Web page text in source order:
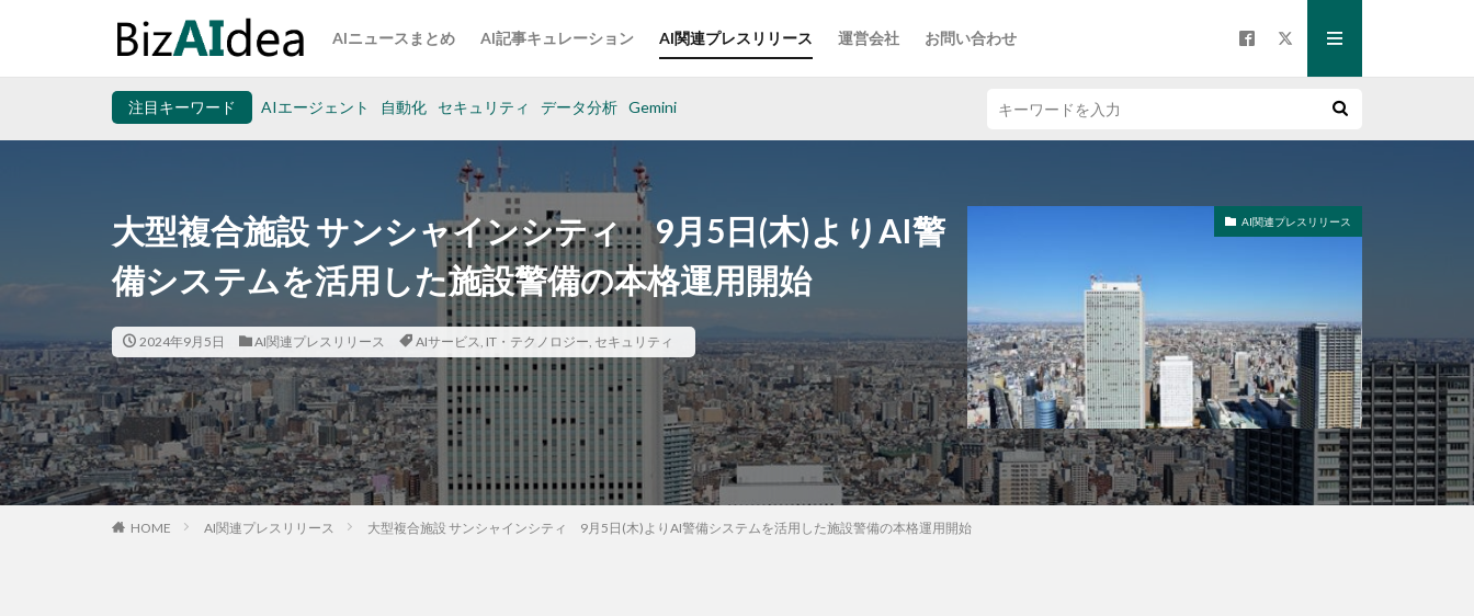
AIニュースまとめ AI記事キュレーション AI関連プレスリリース 運営会社 お問い合わせ
注目キーワード AIエージェント 自動化 セキュリティ データ分析 Gemini
大型複合施設 サンシャインシティ 9月5日(木)よりAI警
備システムを活用した施設警備の本格運用開始
2024年9月5日 AI関連プレスリリース AIサービス, IT・テクノロジー, セキュリティ
AI関連プレスリリース
HOME AI関連プレスリリース 大型複合施設 サンシャインシティ 9月5日(木)よりAI警備システムを活用した施設警備の本格運用開始